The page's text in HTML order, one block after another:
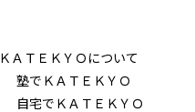
ＫＡＴＥＫＹＯについて
塾でＫＡＴＥＫＹＯ
自宅でＫＡＴＥＫＹＯ